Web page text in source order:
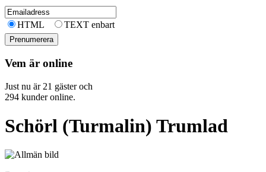
HTML TEXT enbart
Vem är online
Just nu är 21 gäster och
294 kunder online.
Schörl (Turmalin) Trumlad